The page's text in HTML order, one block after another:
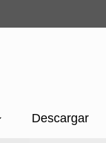
Descargar